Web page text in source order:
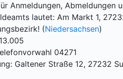
Anmeldungen, Abmeldungen
lautet: Am Markt 1,
(Niedersachsen)
04271
Galtener Straße 12, 27232